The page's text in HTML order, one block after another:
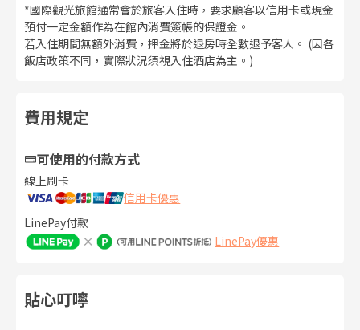
*國際觀光旅館通常會於旅客入住時，要求顧客以信用卡或現金
預付一定金額作為在館內消費簽帳的保證金。
若入住期間無額外消費，押金將於退房時全數退予客人。 (因各
飯店政策不同，實際狀況須視入住酒店為主。)
費用規定
可使用的付款方式
線上刷卡
信用卡優惠
LinePay付款
LinePay優惠
貼心叮嚀